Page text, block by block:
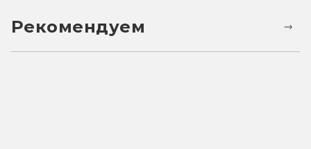
Рекомендуем